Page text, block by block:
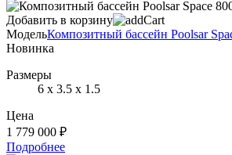
Добавить в корзину
МодельКомпозитный бассейн Poolsar
Новинка
Размеры
6 х 3.5 х 1.5
Цена
1 779 000 ₽
Подробнее